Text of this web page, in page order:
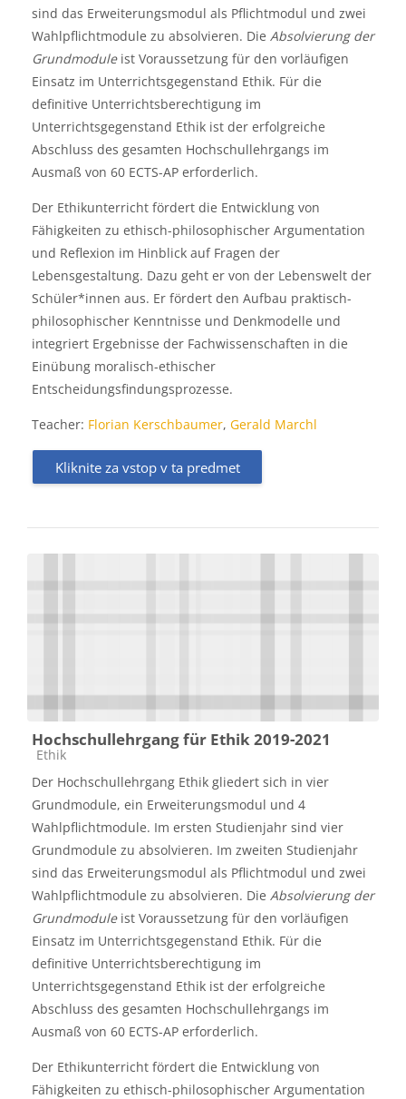
sind das Erweiterungsmodul als Pflichtmodul und zwei
Wahlpflichtmodule zu absolvieren. Die Absolvierung der
Grundmoduleist Voraussetzung für den vorläufigen
Einsatz im Unterrichtsgegenstand Ethik. Für die
definitive Unterrichtsberechtigung im
Unterrichtsgegenstand Ethik ist der erfolgreiche
Abschluss des gesamten Hochschullehrgangs im
Ausmaß von 60 ECTS-AP erforderlich.
Der Ethikunterricht fördert die Entwicklung von
Fähigkeiten zu ethisch-philosophischer Argumentation
und Reflexion im Hinblick auf Fragen der
Lebensgestaltung. Dazu geht er von der Lebenswelt der
Schüler*innen aus. Er fördert den Aufbau praktisch-
philosophischer Kenntnisse und Denkmodelle und
integriert Ergebnisse der Fachwissenschaften in die
Einübung moralisch-ethischer
Entscheidungsfindungsprozesse.
Teacher: Florian Kerschbaumer, Gerald Marchl
Kliknite za vstop v ta predmet
Hochschullehrgang für Ethik 2019-2021
Kategorija predmeta
Ethik
Der Hochschullehrgang Ethik gliedert sich in vier
Grundmodule, ein Erweiterungsmodul und 4
Wahlpflichtmodule. Im ersten Studienjahr sind vier
Grundmodule zu absolvieren. Im zweiten Studienjahr
sind das Erweiterungsmodul als Pflichtmodul und zwei
Wahlpflichtmodule zu absolvieren. Die Absolvierung der
Grundmoduleist Voraussetzung für den vorläufigen
Einsatz im Unterrichtsgegenstand Ethik. Für die
definitive Unterrichtsberechtigung im
Unterrichtsgegenstand Ethik ist der erfolgreiche
Abschluss des gesamten Hochschullehrgangs im
Ausmaß von 60 ECTS-AP erforderlich.
Der Ethikunterricht fördert die Entwicklung von
Fähigkeiten zu ethisch-philosophischer Argumentation